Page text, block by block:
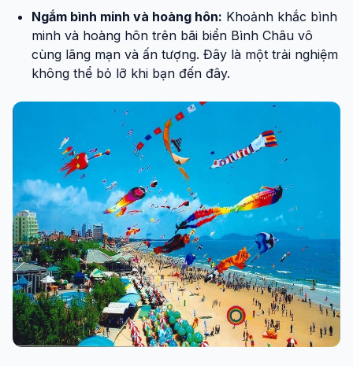
Ngắm bình minh và hoàng hôn: Khoảnh khắc bình
minh và hoàng hôn trên bãi biển Bình Châu vô
cùng lãng mạn và ấn tượng. Đây là một trải nghiệm
không thể bỏ lỡ khi bạn đến đây.